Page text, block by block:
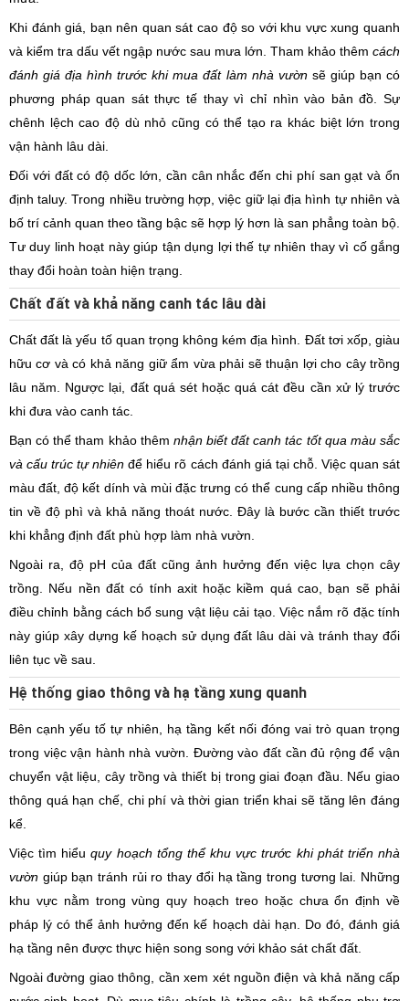
Khi đánh giá, bạn nên quan sát cao độ so với khu vực xung quanh
và kiểm tra dấu vết ngập nước sau mưa lớn. Tham khảo thêm cách
đánh giá địa hình trước khi mua đất làm nhà vườnsẽ giúp bạn có
phương pháp quan sát thực tế thay vì chỉ nhìn vào bản đồ. Sự
chênh lệch cao độ dù nhỏ cũng có thể tạo ra khác biệt lớn trong
vận hành lâu dài.
Đối với đất có độ dốc lớn, cần cân nhắc đến chi phí san gạt và ổn
định taluy. Trong nhiều trường hợp, việc giữ lại địa hình tự nhiên và
bố trí cảnh quan theo tầng bậc sẽ hợp lý hơn là san phẳng toàn bộ.
Tư duy linh hoạt này giúp tận dụng lợi thế tự nhiên thay vì cố gắng
thay đổi hoàn toàn hiện trạng.
Chất đất và khả năng canh tác lâu dài
Chất đất là yếu tố quan trọng không kém địa hình. Đất tơi xốp, giàu
hữu cơ và có khả năng giữ ẩm vừa phải sẽ thuận lợi cho cây trồng
lâu năm. Ngược lại, đất quá sét hoặc quá cát đều cần xử lý trước
khi đưa vào canh tác.
Bạn có thể tham khảo thêm nhận biết đất canh tác tốt qua màu sắc
và cấu trúc tự nhiên để hiểu rõ cách đánh giá tại chỗ. Việc quan sát
màu đất, độ kết dính và mùi đặc trưng có thể cung cấp nhiều thông
tin về độ phì và khả năng thoát nước. Đây là bước cần thiết trước
khi khẳng định đất phù hợp làm nhà vườn.
Ngoài ra, độ pH của đất cũng ảnh hưởng đến việc lựa chọn cây
trồng. Nếu nền đất có tính axit hoặc kiềm quá cao, bạn sẽ phải
điều chỉnh bằng cách bổ sung vật liệu cải tạo. Việc nắm rõ đặc tính
này giúp xây dựng kế hoạch sử dụng đất lâu dài và tránh thay đổi
liên tục về sau.
Hệ thống giao thông và hạ tầng xung quanh
Bên cạnh yếu tố tự nhiên, hạ tầng kết nối đóng vai trò quan trọng
trong việc vận hành nhà vườn. Đường vào đất cần đủ rộng để vận
chuyển vật liệu, cây trồng và thiết bị trong giai đoạn đầu. Nếu giao
thông quá hạn chế, chi phí và thời gian triển khai sẽ tăng lên đáng
kể.
Việc tìm hiểuquy hoạch tổng thể khu vực trước khi phát triển nhà
vườn giúp bạn tránh rủi ro thay đổi hạ tầng trong tương lai. Những
khu vực nằm trong vùng quy hoạch treo hoặc chưa ổn định về
pháp lý có thể ảnh hưởng đến kế hoạch dài hạn. Do đó, đánh giá
hạ tầng nên được thực hiện song song với khảo sát chất đất.
Ngoài đường giao thông, cần xem xét nguồn điện và khả năng cấp